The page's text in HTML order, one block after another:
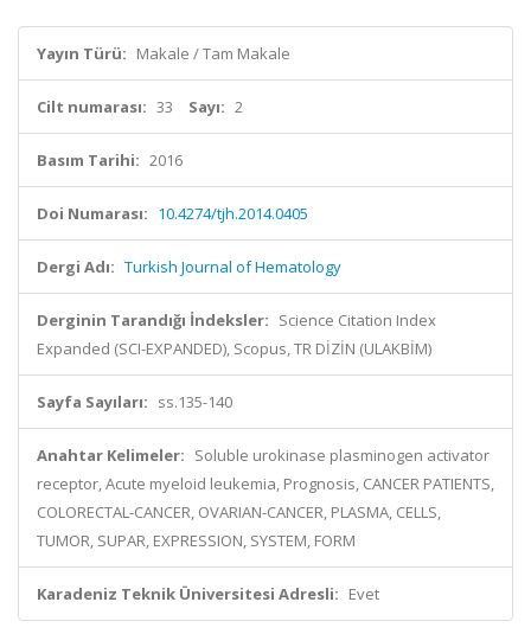
Yayın Türü: Makale / Tam Makale
Cilt numarası: 33 Sayı: 2
Basım Tarihi: 2016
Doi Numarası: 10.4274/tjh.2014.0405
Dergi Adı: Turkish Journal of Hematology
Derginin Tarandığı İndeksler: Science Citation Index
Expanded (SCI-EXPANDED), Scopus, TR DİZİN (ULAKBİM)
Sayfa Sayıları: ss.135-140
Anahtar Kelimeler: Soluble urokinase plasminogen activator
receptor, Acute myeloid leukemia, Prognosis, CANCER PATIENTS,
COLORECTAL-CANCER, OVARIAN-CANCER, PLASMA, CELLS,
TUMOR, SUPAR, EXPRESSION, SYSTEM, FORM
Karadeniz Teknik Üniversitesi Adresli: Evet